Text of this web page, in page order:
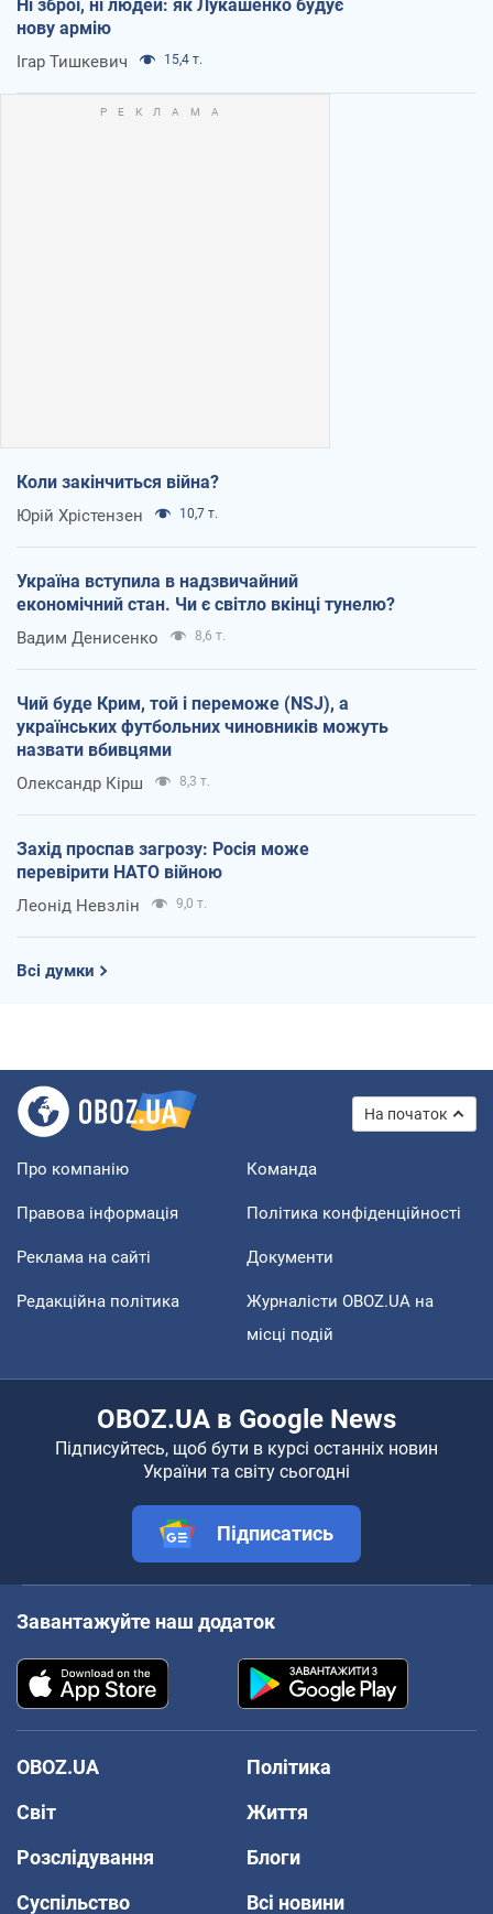
Ні зброї, ні людей: як Лукашенко будує
нову армію
Ігар Тишкевич 15,4 т.
Коли закінчиться війна?
Юрій Хрістензен 10,7 т.
Україна вступила в надзвичайний
економічний стан. Чи є світло вкінці тунелю?
Вадим Денисенко 8,6 т.
Чий буде Крим, той і переможе (NSJ), а
українських футбольних чиновників можуть
назвати вбивцями
Олександр Кірш 8,3 т.
Захід проспав загрозу: Росія може
перевірити НАТО війною
Леонід Невзлін 9,0 т.
Всі думки
На початок
Про компанію Команда
Правова інформація Політика конфіденційності
Реклама на сайті Документи
Редакційна політика
Журналісти OBOZ.UA на
місці подій
OBOZ.UA в Google News
Підписуйтесь, щоб бути в курсі останніх новин
України та світу сьогодні
Підписатись
Завантажуйте наш додаток
OBOZ.UA
Політика
Світ
Життя
Розслідування
Блоги
Суспільство
Всі новини